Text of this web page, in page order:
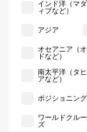
インド洋（マ
ィブなど）
アジア
オセアニア（
ドなど）
南太平洋（タ
アなど）
ポジショニン
ワールドクル
ズ